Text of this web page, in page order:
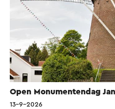
Open Monumentendag
13-9-2026